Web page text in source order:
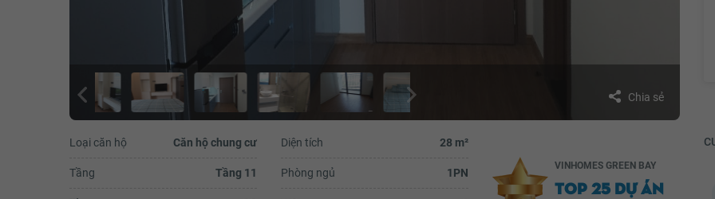
Chia sẻ
Loại căn hộ Căn hộ chung cư
Tầng Tầng 11
Diện tích 28 m²
Phòng ngủ 1PN
VINHOMES GREEN BAY
TOP 25 DỰ ÁN